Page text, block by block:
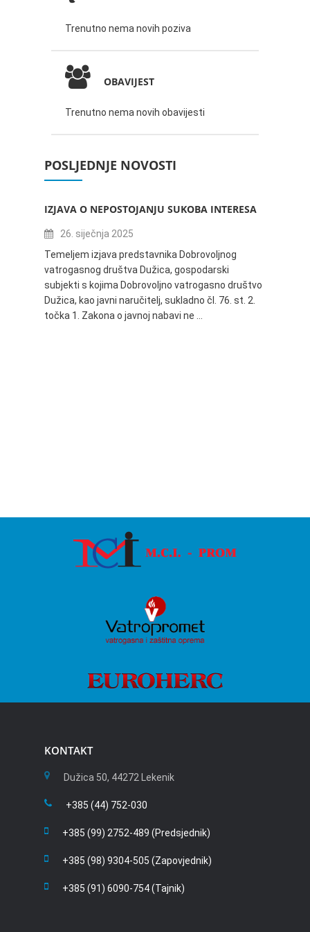
Trenutno nema novih poziva
OBAVIJEST
Trenutno nema novih obavijesti
POSLJEDNJE NOVOSTI
IZJAVA O NEPOSTOJANJU SUKOBA INTERESA
26. siječnja 2025
Temeljem izjava predstavnika Dobrovoljnog
vatrogasnog društva Dužica, gospodarski
subjekti s kojima Dobrovoljno vatrogasno društvo
Dužica, kao javni naručitelj, sukladno čl. 76. st. 2.
točka 1. Zakona o javnoj nabavi ne …
KONTAKT
Dužica 50, 44272 Lekenik
+385 (44) 752-030
+385 (99) 2752-489 (Predsjednik)
+385 (98) 9304-505 (Zapovjednik)
+385 (91) 6090-754 (Tajnik)